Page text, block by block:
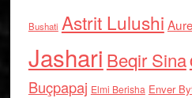
Bushati Astrit Lulushi
Jashari Beqir Sina
Buçpapaj Elmi Berisha Enver